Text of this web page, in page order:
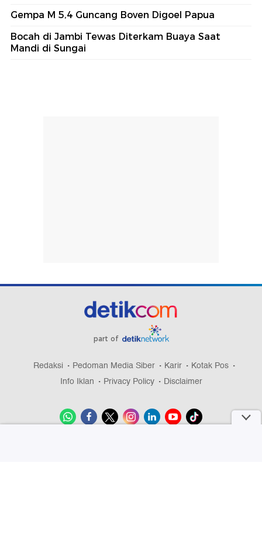
Gempa M 5,4 Guncang Boven Digoel Papua
Bocah di Jambi Tewas Diterkam Buaya Saat
Mandi di Sungai
part of
Redaksi Pedoman Media Siber Karir
Kotak Pos
Info Iklan
Privacy Policy Disclaimer